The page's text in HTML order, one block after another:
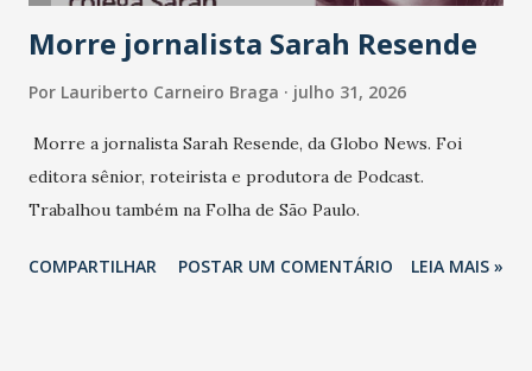
Morre jornalista Sarah Resende
Por Lauriberto Carneiro Braga julho 31, 2026
Morre a jornalista Sarah Resende, da Globo News. Foi
editora sênior, roteirista e produtora de Podcast.
Trabalhou também na Folha de São Paulo.
COMPARTILHAR POSTAR UM COMENTÁRIO LEIA MAIS »